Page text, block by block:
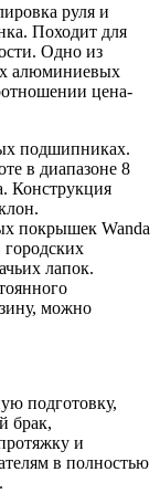
руля и
Походит для
Одно из
алюминиевых
цена-
подшипниках.
в диапазоне 8
Конструкция
покрышек Wanda
городских
лапок.
можно
подготовку,
брак,
и
в полностью